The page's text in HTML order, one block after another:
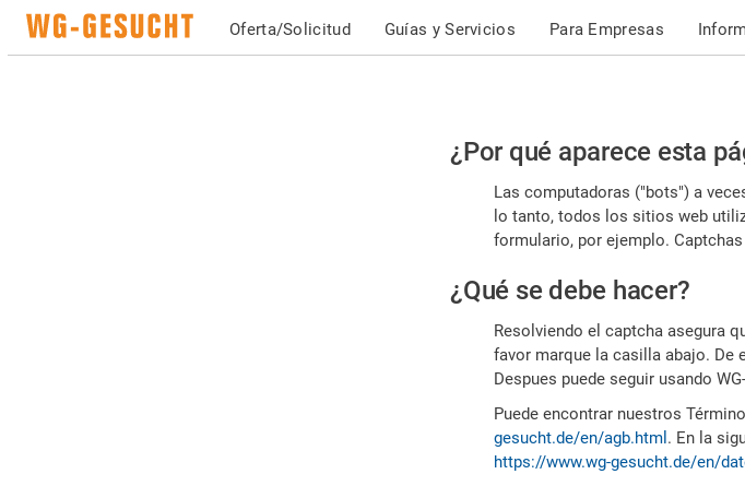
Oferta/Solicitud Guías y Servicios Para Empresas
Por
favor,
confirme
es
humano
¿Por qué aparece esta
Las computadoras ("bots") a
lo tanto, todos los sitios web
formulario, por ejemplo.
¿Qué se debe hacer?
Resolviendo el captcha asegura
favor marque la casilla abajo. De
Despues puede seguir usando
Puede encontrar nuestros
gesucht.de/en/agb.html . En la
https://www.wg-gesucht.de/en/